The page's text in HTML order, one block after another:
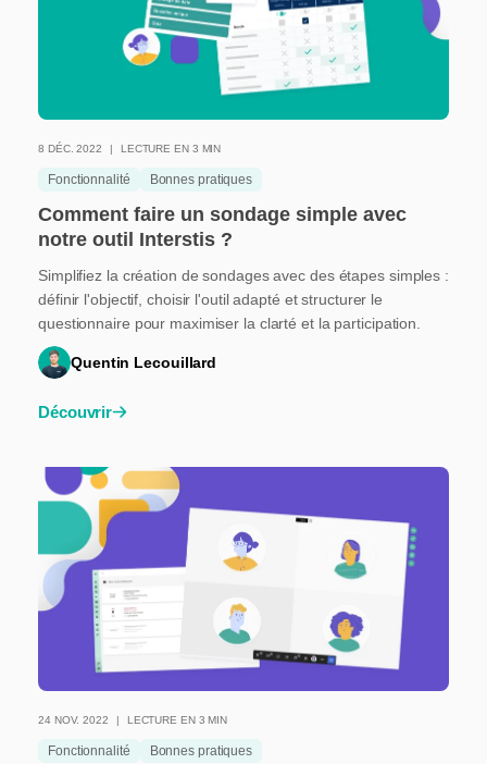
8 DÉC. 2022 LECTURE EN 3 MIN
Fonctionnalité Bonnes pratiques
Comment faire un sondage simple avec
notre outil Interstis ?
Simplifiez la création de sondages avec des étapes simples :
définir l'objectif, choisir l'outil adapté et structurer le
questionnaire pour maximiser la clarté et la participation.
Quentin Lecouillard
Découvrir
24 NOV. 2022 LECTURE EN 3 MIN
Fonctionnalité Bonnes pratiques